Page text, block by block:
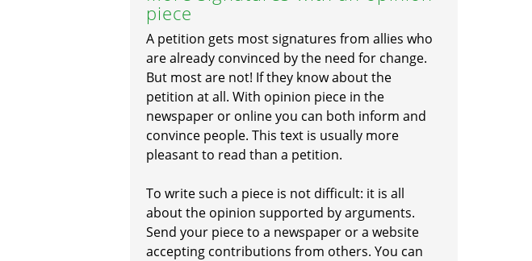
piece
A petition gets most signatures from allies who
are already convinced by the need for change.
But most are not! If they know about the
petition at all. With opinion piece in the
newspaper or online you can both inform and
convince people. This text is usually more
pleasant to read than a petition.
To write such a piece is not difficult: it is all
about the opinion supported by arguments.
Send your piece to a newspaper or a website
accepting contributions from others. You can